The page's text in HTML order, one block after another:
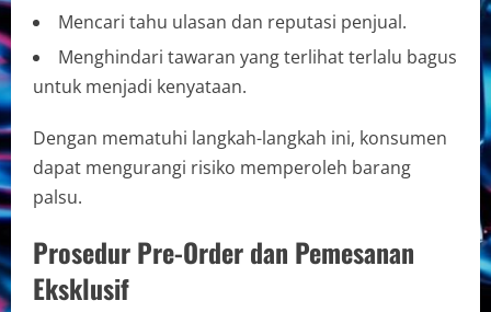
Mencari tahu ulasan dan reputasi penjual.
Menghindari tawaran yang terlihat terlalu bagus
untuk menjadi kenyataan.
Dengan mematuhi langkah-langkah ini, konsumen
dapat mengurangi risiko memperoleh barang
palsu.
Prosedur Pre-Order dan Pemesanan
Eksklusif